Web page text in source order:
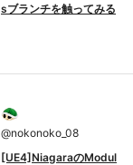
sブランチを触ってみる
@nokonoko_08
[UE4]NiagaraのModul